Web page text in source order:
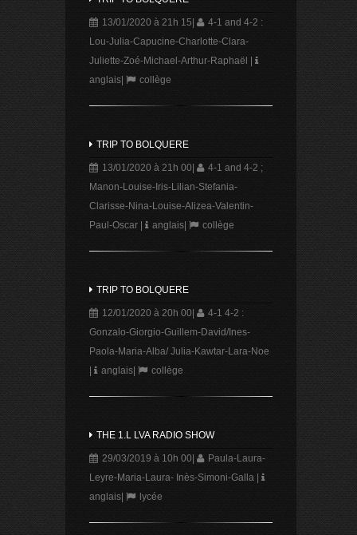
13/01/2020 à 21h 15
4-1 and 4-2 :
Lou-Julia-Capucine-Charlotte-Clara-
Juliette-Zoé-Michael-Arthur-Raphaël
anglais| collège
TRIP TO BOLQUERE
13/01/2020 à 21h 00|
4-1 and 4-2 ;
Manon-Louise-Iris-Lilian-Stefania-
Clarisse-Nina-Louise-Alizea-Valentin-
Paul-Oscar| anglais| collège
TRIP TO BOLQUERE
12/01/2020 à 20h 00|
4-1 4-2 :
Gonzalo-Giorgio-Guillem-David/Ines-
Paola-Maria-Alba/ Julia-Kawtar-Lara-Noe
anglais| collège
THE 1.L LVA RADIO SHOW
29/03/2019 à 10h 00
Paula-Laura-
Leyre-Maria-Laura- Inès-Simoni-Galla|
anglais| lycée